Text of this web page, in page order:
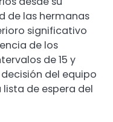
de las hermanas
significativo
de los
de 15 y
del equipo
de espera del